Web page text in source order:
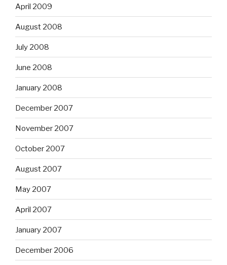
April 2009
August 2008
July 2008
June 2008
January 2008
December 2007
November 2007
October 2007
August 2007
May 2007
April 2007
January 2007
December 2006